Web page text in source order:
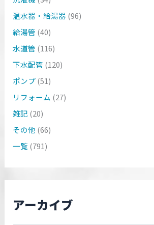
温水器・給湯器(96)
給湯管 (40)
水道管 (116)
下水配管 (120)
ポンプ(51)
リフォーム (27)
雑記 (20)
その他 (66)
一覧(791)
アーカイブ